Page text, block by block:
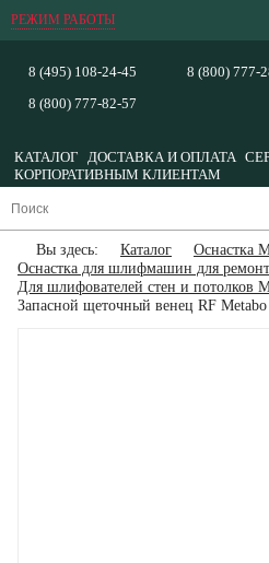
РЕЖИМ РАБОТЫ
8 (495) 108-24-45
8 (800) 777-82-57
8 (800) 777-
КАТАЛОГ ДОСТАВКА И ОПЛАТА
КОРПОРАТИВНЫМ КЛИЕНТАМ
Вы здесь: Каталог
Оснастка
Оснастка для шлифмашин для
Для шлифователей стен и потолков
Запасной щеточный венец RF